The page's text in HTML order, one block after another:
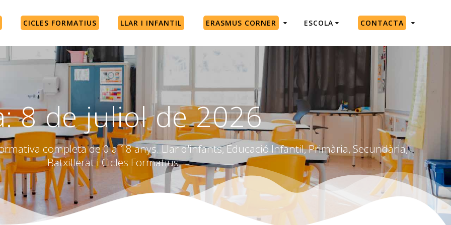
CICLES FORMATIUS LLAR I INFANTIL ERASMUS CORNER ESCOLA CONTACTA
8 de juliol de 2026
completa de 0 a 18 anys. Llar d'infants, Educació Infantil, Primària, Secundària,
Batxillerat i Cicles Formatius